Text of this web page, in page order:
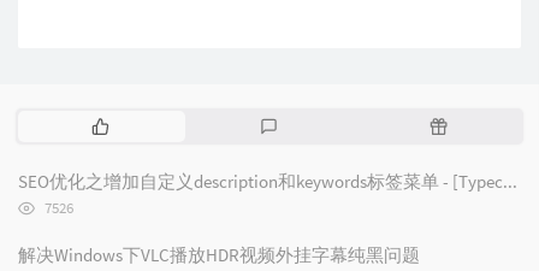
热
文
评
随
文
SEO优化之增加自定义description和keywords标签菜单 - [Typecho/Handsome]
浏
次
7526
解决Windows下VLC播放HDR视频外挂字幕纯黑问题